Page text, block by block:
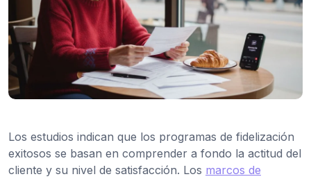
Los estudios indican que los programas de fidelización
exitosos se basan en comprender a fondo la actitud del
cliente y su nivel de satisfacción. Los marcos de